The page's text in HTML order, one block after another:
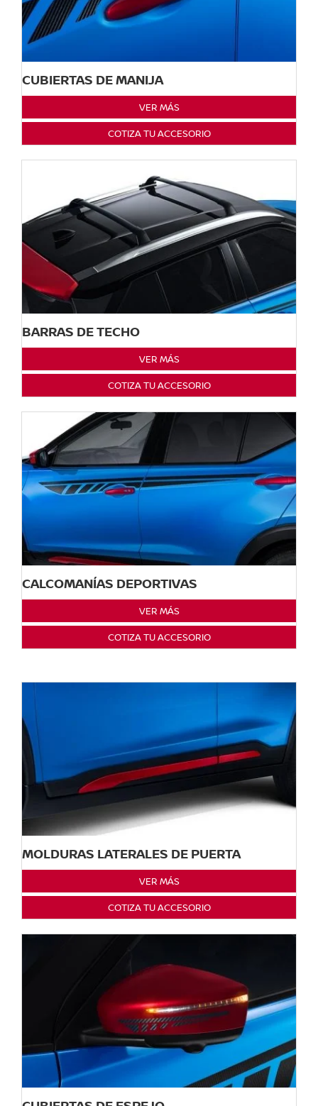
CUBIERTAS DE MANIJA
VER MÁS
COTIZA TU ACCESORIO
BARRAS DE TECHO
VER MÁS
COTIZA TU ACCESORIO
CALCOMANÍAS DEPORTIVAS
VER MÁS
COTIZA TU ACCESORIO
MOLDURAS LATERALES DE PUERTA
VER MÁS
COTIZA TU ACCESORIO